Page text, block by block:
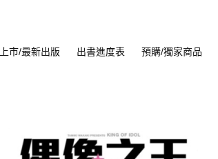
市/最新出版 出書進度表 預購/獨家商品